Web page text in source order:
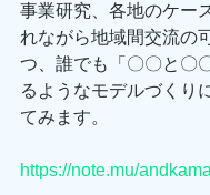
事業研究、各地のケー
れながら地域間交流の
つ、誰でも「〇〇と〇
るようなモデルづくり
てみます。
https://note.mu/